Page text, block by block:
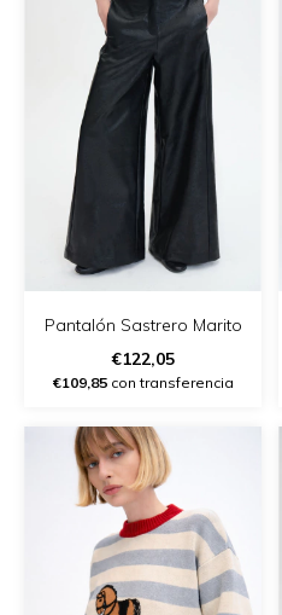
Pantalón Sastrero Marito
€122,05
€109,85con transferencia